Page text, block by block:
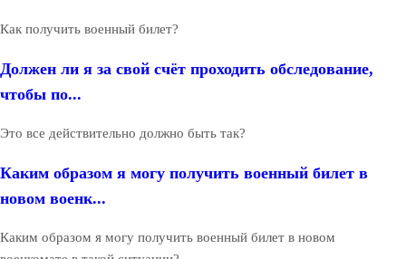
Как получить военный билет?
Должен ли я за свой счёт проходить обследование,
чтобы по...
Это все действительно должно быть так?
Каким образом я могу получить военный билет в
новом военк...
Каким образом я могу получить военный билет в новом